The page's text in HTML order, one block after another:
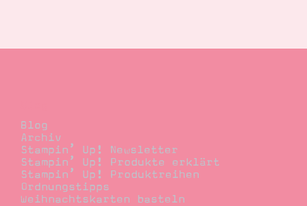
Blog
Archiv
Stampin’ Up! Newsletter
Stampin’ Up! Produkte erklärt
Stampin’ Up! Produktreihen
Ordnungstipps
Weihnachtskarten basteln